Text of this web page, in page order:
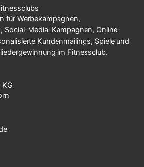
für Werbekampagnen,
Social-Media-Kampagnen, Online-
Kundenmailings, Spiele und
im Fitnessclub.
KG